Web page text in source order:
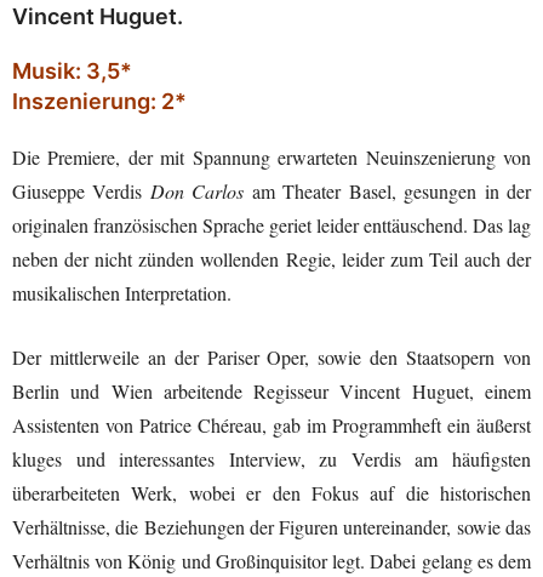
Vincent Huguet.
Musik: 3,5*
Inszenierung: 2*
Die Premiere, der mit Spannung erwarteten Neuinszenierung von
Giuseppe Verdis Don Carlos am Theater Basel, gesungen in der
originalen französischen Sprache geriet leider enttäuschend. Das lag
neben der nicht zünden wollenden Regie, leider zum Teil auch der
musikalischen Interpretation.
Der mittlerweile an der Pariser Oper, sowie den Staatsopern von
Berlin und Wien arbeitende Regisseur Vincent Huguet, einem
Assistenten von Patrice Chéreau, gab im Programmheft ein äußerst
kluges und interessantes Interview, zu Verdis am häufigsten
überarbeiteten Werk, wobei er den Fokus auf die historischen
Verhältnisse, die Beziehungen der Figuren untereinander, sowie das
Verhältnis von König und Großinquisitor legt. Dabei gelang es dem